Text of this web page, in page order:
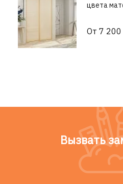
цвета
От 7 200
Вызвать